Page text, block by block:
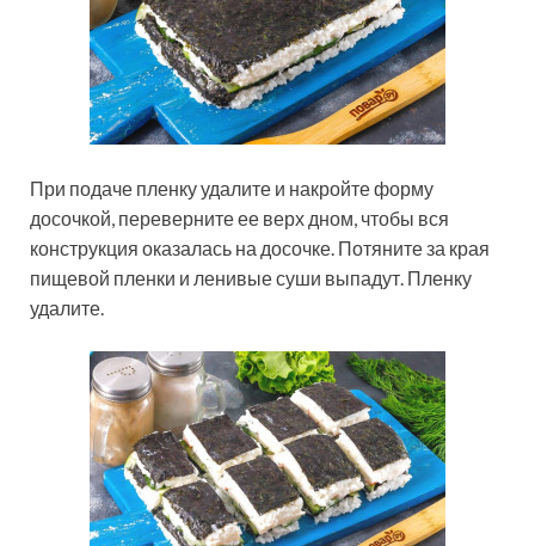
При подаче пленку удалите и накройте форму
досочкой, переверните ее верх дном, чтобы вся
конструкция оказалась на досочке. Потяните за края
пищевой пленки и ленивые суши выпадут. Пленку
удалите.